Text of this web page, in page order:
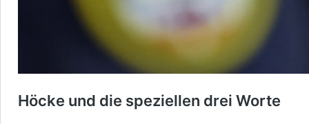
Höcke und die speziellen drei Worte